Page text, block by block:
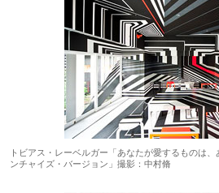
トビアス・レーベルガー「あなたが愛するものは
ンチャイズ・バージョン」撮影：中村脩